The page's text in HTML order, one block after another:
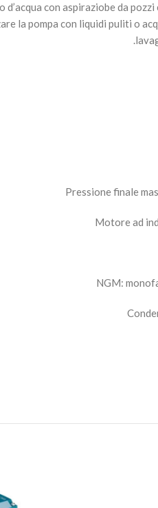
con aspiraziobe da
la pompa con liquidi puliti o